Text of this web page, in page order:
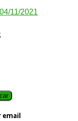
04/11/2021
email